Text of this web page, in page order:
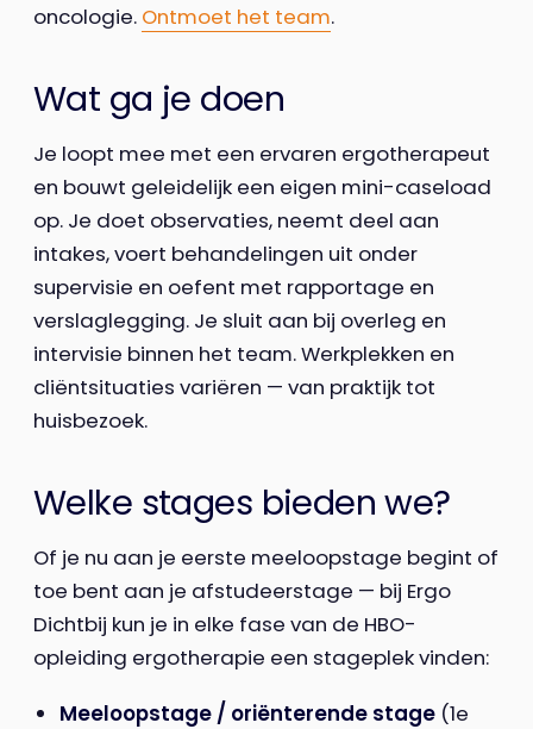
oncologie. Ontmoet het team.
Wat ga je doen
Je loopt mee met een ervaren ergotherapeut
en bouwt geleidelijk een eigen mini-caseload
op. Je doet observaties, neemt deel aan
intakes, voert behandelingen uit onder
supervisie en oefent met rapportage en
verslaglegging. Je sluit aan bij overleg en
intervisie binnen het team. Werkplekken en
cliëntsituaties variëren — van praktijk tot
huisbezoek.
Welke stages bieden we?
Of je nu aan je eerste meeloopstage begint of
toe bent aan je afstudeerstage — bij Ergo
Dichtbij kun je in elke fase van de HBO-
opleiding ergotherapie een stageplek vinden:
Meeloopstage / oriënterende stage (1e